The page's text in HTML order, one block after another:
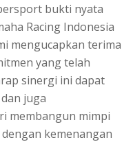
bukti nyata
Racing Indonesia
mengucapkan terima
yang telah
sinergi ini dapat
juga
membangun mimpi
kemenangan